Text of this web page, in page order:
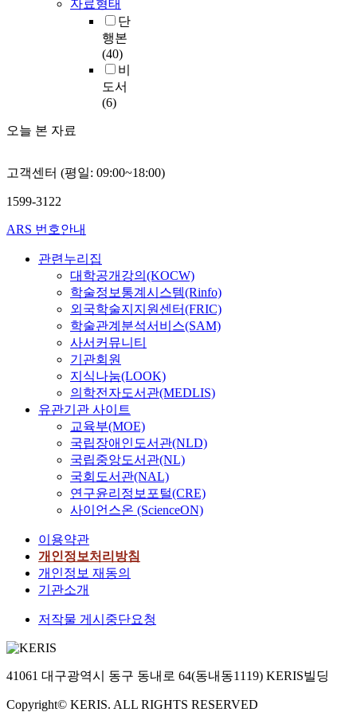
자료형태
단
행본
(40)
비
도서
(6)
오늘 본 자료
고객센터 (평일: 09:00~18:00)
1599-3122
ARS 번호안내
관련누리집
대학공개강의(KOCW)
학술정보통계시스템(Rinfo)
외국학술지지원센터(FRIC)
학술관계분석서비스(SAM)
사서커뮤니티
기관회원
지식나눔(LOOK)
의학전자도서관(MEDLIS)
유관기관 사이트
교육부(MOE)
국립장애인도서관(NLD)
국립중앙도서관(NL)
국회도서관(NAL)
연구윤리정보포털(CRE)
사이언스온 (ScienceON)
이용약관
개인정보처리방침
개인정보 재동의
기관소개
저작물 게시중단요청
41061 대구광역시 동구 동내로 64(동내동1119) KERIS빌딩
Copyright© KERIS. ALL RIGHTS RESERVED